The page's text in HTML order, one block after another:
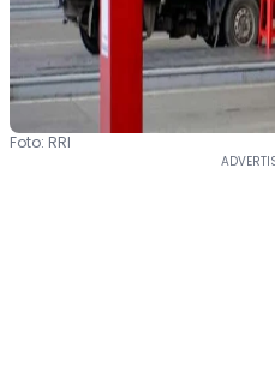
Foto: RRI